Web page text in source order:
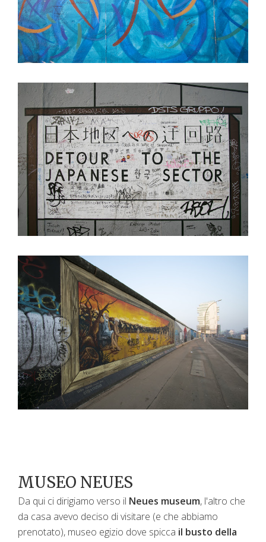
MUSEO NEUES
Da qui ci dirigiamo verso il Neues museum, l'altro che
da casa avevo deciso di visitare (e che abbiamo
prenotato), museo egizio dove spicca il busto della